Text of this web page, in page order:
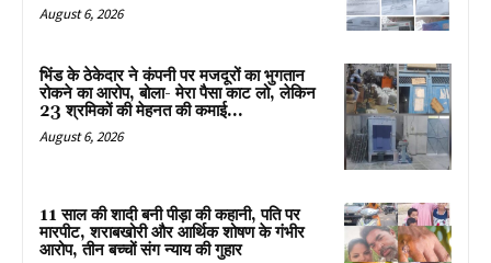
August 6, 2026
भिंड के ठेकेदार ने कंपनी पर मजदूरों का भुगतान
रोकने का आरोप, बोला- मेरा पैसा काट लो, लेकिन
23 श्रमिकों की मेहनत की कमाई...
August 6, 2026
11 साल की शादी बनी पीड़ा की कहानी, पति पर
मारपीट, शराबखोरी और आर्थिक शोषण के गंभीर
आरोप, तीन बच्चों संग न्याय की गुहार